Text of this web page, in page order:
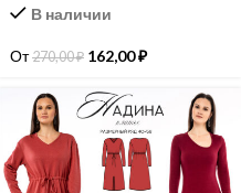
В наличии
От270,00₽ 162,00₽